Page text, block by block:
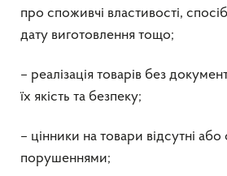
про споживчі властивості,
дату виготовлення тощо;
– реалізація товарів без
їх якість та безпеку;
– цінники на товари відсутні
порушеннями;